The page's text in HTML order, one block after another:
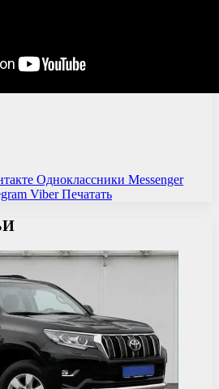
Одноклассники Messenger
Viber Печатать